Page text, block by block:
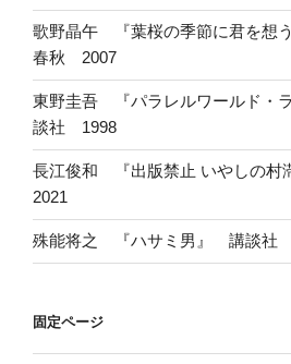
歌野晶午 『葉桜の季節に君を想
春秋 2007
東野圭吾 『パラレルワールド・
談社 1998
長江俊和 『出版禁止 いやしの
2021
殊能将之 『ハサミ男』 講談社
固定ページ